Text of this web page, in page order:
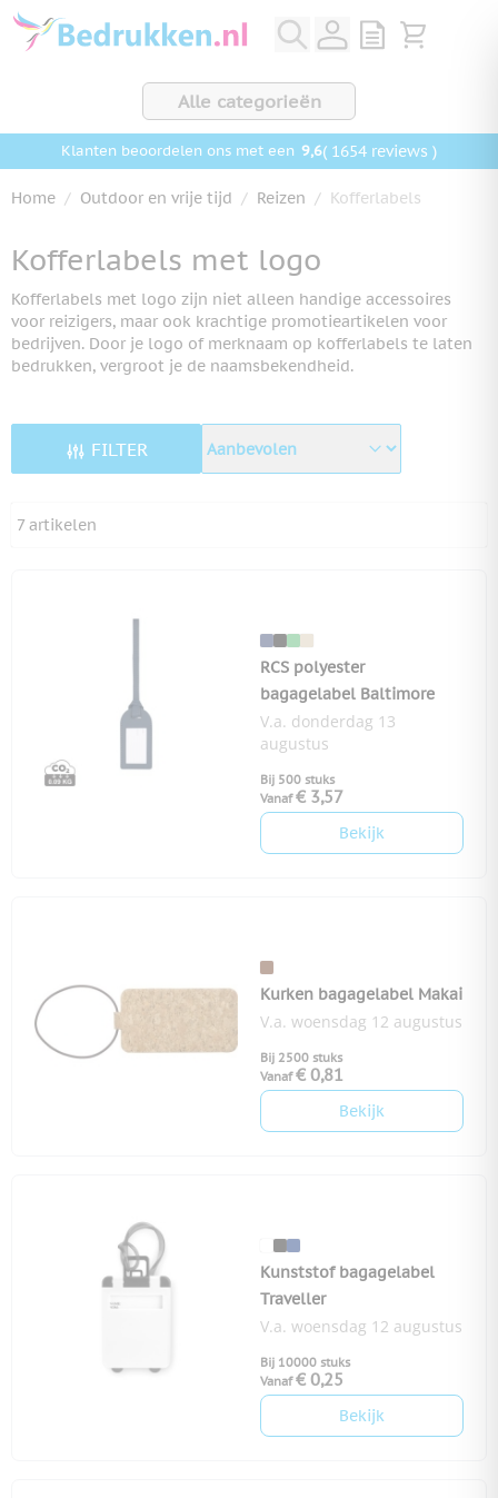
Ga naar de inhoud
View quote,
Bekijk
Alle categorieën
Klanten beoordelen ons met een 9,6( 1654 reviews )
Home / Outdoor en vrije tijd / Reizen / Kofferlabels
Kofferlabels met logo
Kofferlabels met logo zijn niet alleen handige accessoires
voor reizigers, maar ook krachtige promotieartikelen voor
bedrijven. Door je logo of merknaam op kofferlabels te laten
bedrukken, vergroot je de naamsbekendheid.
FILTER
7 artikelen
RCS polyester
bagagelabel Baltimore
V.a. donderdag 13
augustus
Bij 500 stuks
Vanaf € 3,57
Bekijk
Kurken bagagelabel Makai
V.a. woensdag 12 augustus
Bij 2500 stuks
Vanaf € 0,81
Bekijk
Kunststof bagagelabel
Traveller
V.a. woensdag 12 augustus
Bij 10000 stuks
Vanaf € 0,25
Bekijk